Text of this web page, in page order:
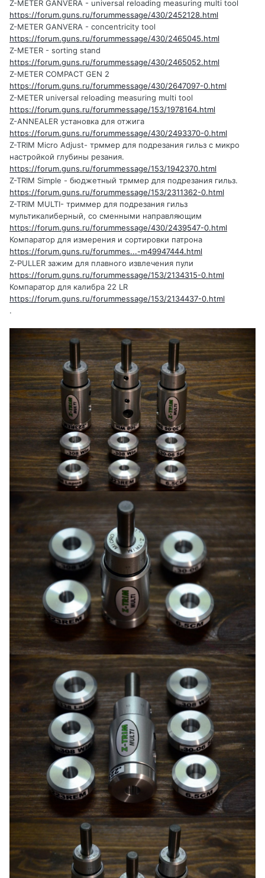
Z-METER GANVERA - universal reloading measuring multi tool
https://forum.guns.ru/forummessage/430/2452128.html
Z-METER GANVERA - concentricity tool
https://forum.guns.ru/forummessage/430/2465045.html
Z-METER - sorting stand
https://forum.guns.ru/forummessage/430/2465052.html
Z-METER COMPACT GEN 2
https://forum.guns.ru/forummessage/430/2647097-0.html
Z-METER universal reloading measuring multi tool
https://forum.guns.ru/forummessage/153/1978164.html
Z-ANNEALER установка для отжига
https://forum.guns.ru/forummessage/430/2493370-0.html
Z-TRIM Micro Adjust- трммер для подрезания гильз с микро
настройкой глубины резания.
https://forum.guns.ru/forummessage/153/1942370.html
Z-TRIM Simple - бюджетный трммер для подрезания гильз.
https://forum.guns.ru/forummessage/153/2311362-0.html
Z-TRIM MULTI- триммер для подрезания гильз
мультикалиберный, со сменными направляющим
https://forum.guns.ru/forummessage/430/2439547-0.html
Компаратор для измерения и сортировки патрона
https://forum.guns.ru/forummes...-m49947444.html
Z-PULLER зажим для плавного извлечения пули
https://forum.guns.ru/forummessage/153/2134315-0.html
Компаратор для калибра 22 LR
https://forum.guns.ru/forummessage/153/2134437-0.html
.